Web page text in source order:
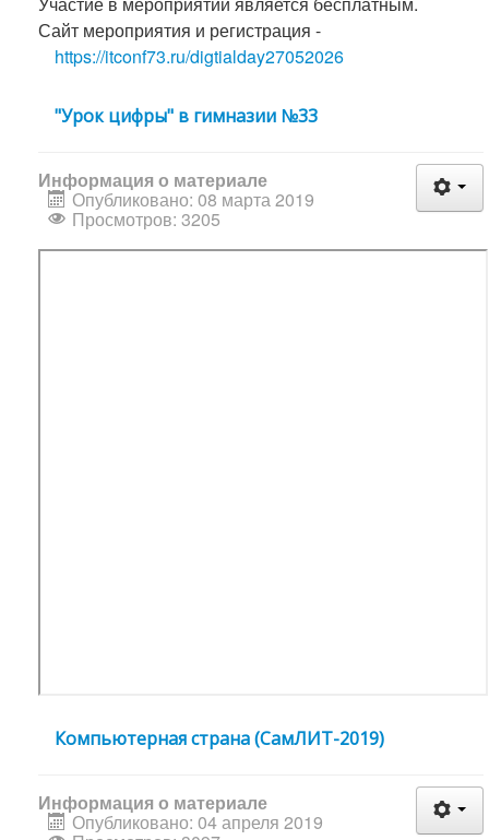
Сайт мероприятия и регистрация -
https://itconf73.ru/digtialday27052026
"Урок цифры" в гимназии №33
Информация о материале
Опубликовано: 08 марта 2019
Просмотров: 3205
Компьютерная страна (СамЛИТ-2019)
Информация о материале
Опубликовано: 04 апреля 2019